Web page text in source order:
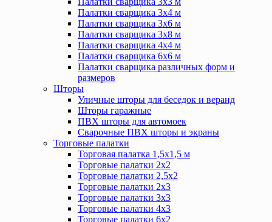
Палатки сварщика 3х4 м
Палатки сварщика 3х6 м
Палатки сварщика 3х8 м
Палатки сварщика 4х4 м
Палатки сварщика 6х6 м
Палатки сварщика различных форм и
размеров
Шторы
Уличные шторы для беседок и веранд
Шторы гаражные
ПВХ шторы для автомоек
Сварочные ПВХ шторы и экраны
Торговые палатки
Торговая палатка 1,5х1,5 м
Торговые палатки 2х2
Торговые палатки 2,5х2
Торговые палатки 2х3
Торговые палатки 3х3
Торговые палатки 4х3
Торговые палатки 6х2